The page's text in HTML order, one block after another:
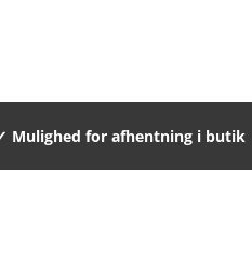
Mulighed for afhentning i butik